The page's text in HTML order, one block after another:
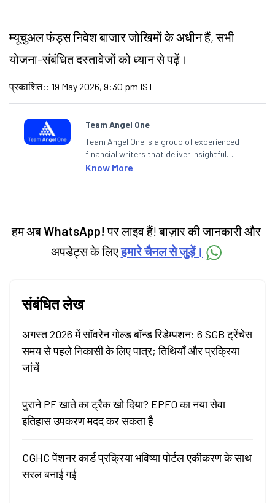
म्यूचुअल फंड्स निवेश बाजार जोखिमों के अधीन हैं, सभी
योजना-संबंधित दस्तावेजों को ध्यान से पढ़ें।
प्रकाशित: : 19 May 2026, 9:30 pm IST
Team Angel One
Team Angel One is a group of experienced
financial writers that deliver insightful
articles on the stock market, IPO, economy,
categories.
Know More
हम अबWhatsApp! पर लाइव हैं! बाज़ार की जानकारी और
अपडेट्स के लिएहमारे चैनल से जुड़ें।
संबंधित लेख
अगस्त 2026 में सॉवरेन गोल्ड बॉन्ड रिडेम्पशन: 6 SGB ट्रेंचेस
समय से पहले निकासी के लिए पात्र; तिथियाँ और प्रक्रिया
जांचें
पुराने PF खाते का ट्रैक खो दिया? EPFO का नया सेवा
इतिहास उपकरण मदद कर सकता है
CGHC पेंशनर कार्ड प्रक्रिया भविष्या पोर्टल एकीकरण के साथ
सरल बनाई गई